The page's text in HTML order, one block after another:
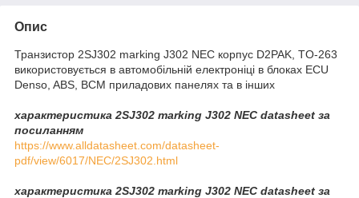
Опис
Транзистор 2SJ302 marking J302 NEC корпус D2PAK, TO-263
використовується в автомобільній електроніці в блоках ECU
Denso, ABS, BCM приладових панелях та в інших
характеристика 2SJ302 marking J302 NEC datasheet за
посиланням
https://www.alldatasheet.com/datasheet-
pdf/view/6017/NEC/2SJ302.html
характеристика 2SJ302 marking J302 NEC datasheet за